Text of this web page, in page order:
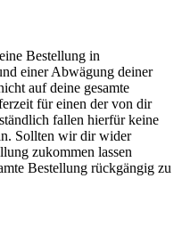
Bestellung in
einer Abwägung deiner
auf deine gesamte
für einen der von dir
fallen hierfür keine
Sollten wir dir wider
zukommen lassen
Bestellung rückgängig zu